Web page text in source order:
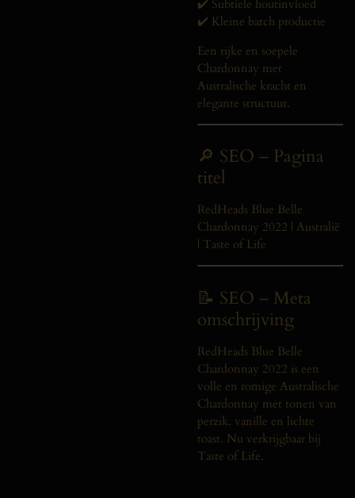
✔️ Subtiele houtinvloed
✔️ Kleine batch productie
Een rijke en soepele
Chardonnay met
Australische kracht en
elegante structuur.
🔎 SEO – Pagina
titel
RedHeads Blue Belle
Chardonnay 2022 | Australië
| Taste of Life
📝 SEO – Meta
omschrijving
RedHeads Blue Belle
Chardonnay 2022 is een
volle en romige Australische
Chardonnay met tonen van
perzik, vanille en lichte
toast. Nu verkrijgbaar bij
Taste of Life.